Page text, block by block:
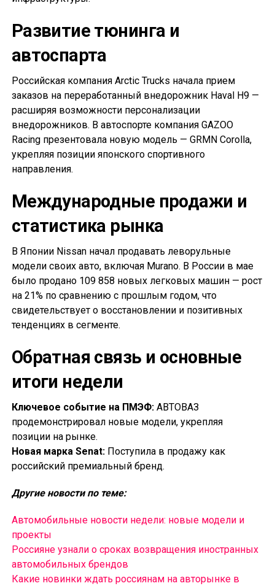
Развитие тюнинга и
автоспарта
Российская компания Arctic Trucks начала прием
заказов на переработанный внедорожник Haval H9 —
расширяя возможности персонализации
внедорожников. В автоспорте компания GAZOO
Racing презентовала новую модель — GRMN Corolla,
укрепляя позиции японского спортивного
направления.
Международные продажи и
статистика рынка
В Японии Nissan начал продавать леворульные
модели своих авто, включая Murano. В России в мае
было продано 109 858 новых легковых машин — рост
на 21% по сравнению с прошлым годом, что
свидетельствует о восстановлении и позитивных
тенденциях в сегменте.
Обратная связь и основные
итоги недели
Ключевое событие на ПМЭФ:АВТОВАЗ
продемонстрировал новые модели, укрепляя
позиции на рынке.
Новая марка Senat:Поступила в продажу как
российский премиальный бренд.
Другие новости по теме:
Автомобильные новости недели: новые модели и
проекты
Россияне узнали о сроках возвращения иностранных
автомобильных брендов
Какие новинки ждать россиянам на авторынке в